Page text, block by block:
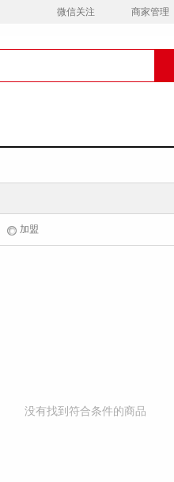
微信关注 商家管理
加盟
没有找到符合条件的商品